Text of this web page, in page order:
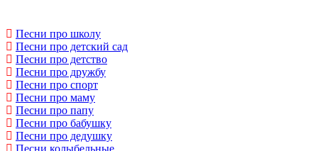
Песни про школу
Песни про детский сад
Песни про детство
Песни про дружбу
Песни про спорт
Песни про маму
Песни про папу
Песни про бабушку
Песни про дедушку
Песни колыбельные